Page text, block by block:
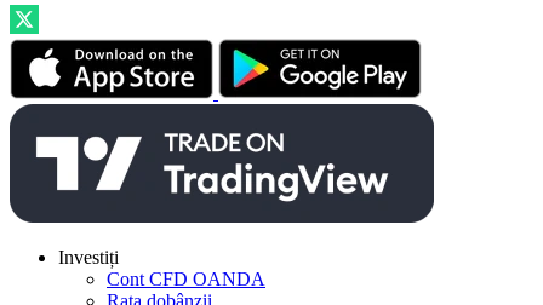
Investiți
Cont CFD OANDA